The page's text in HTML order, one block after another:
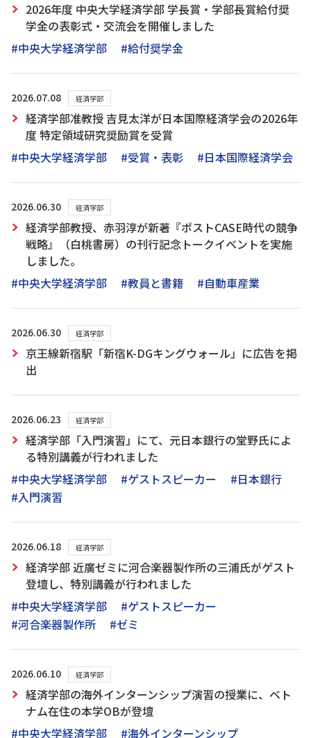
2026年度 中央大学経済学部 学長賞・学部長賞給付奨
学金の表彰式・交流会を開催しました
#中央大学経済学部
#給付奨学金
2026.07.08 経済学部
経済学部准教授 吉見太洋が日本国際経済学会の2026年
度 特定領域研究奨励賞を受賞
#中央大学経済学部
#受賞・表彰 #日本国際経済学会
2026.06.30 経済学部
経済学部教授、赤羽淳が新著『ポストCASE時代の競争
戦略』（白桃書房）の刊行記念トークイベントを実施
しました。
#中央大学経済学部
#教員と書籍 #自動車産業
2026.06.30 経済学部
京王線新宿駅「新宿K-DGキングウォール」に広告を掲
出
2026.06.23 経済学部
経済学部「入門演習」にて、元日本銀行の堂野氏によ
る特別講義が行われました
#中央大学経済学部
#ゲストスピーカー
#日本銀行
#入門演習
2026.06.18 経済学部
経済学部 近廣ゼミに河合楽器製作所の三浦氏がゲスト
登壇し、特別講義が行われました
#中央大学経済学部
#ゲストスピーカー
#河合楽器製作所
#ゼミ
2026.06.10 経済学部
経済学部の海外インターンシップ演習の授業に、ベト
ナム在住の本学OBが登壇
#中央大学経済学部
#海外インターンシップ